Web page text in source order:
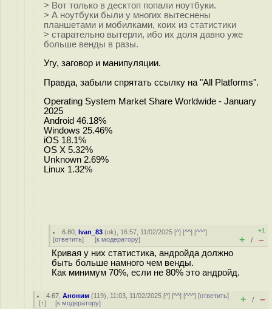
> Вот только в десктоп попали ноутбуки.
> А ноутбуки были у многих вытеснены
планшетами и мобилками, коих из статистики
> старательно вытерли, ибо их доля давно уже
больше венды в разы.
Угу, заговор и манипуляции.
Правда, забыли спрятать ссылку на "All Platforms".
Operating System Market Share Worldwide - January
2025
Android 46.18%
Windows 25.46%
iOS 18.1%
OS X 5.32%
Unknown 2.69%
Linux 1.32%
6.80 ,Ivan_83 (ok), 16:57, 11/02/2025 [^] [^^] [^^^]
[ответить] [к модератору]
+1
+ / –
Кривая у них статистика, андройда должно
быть больше намного чем венды.
Как минимум 70%, если не 80% это андройд.
4.67 ,Аноним (119), 11:03, 11/02/2025 [^] [^^] [^^^] [ответить]
[↑] [к модератору] + / –